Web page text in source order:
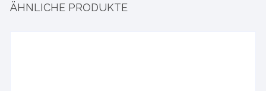
ÄHNLICHE PRODUKTE